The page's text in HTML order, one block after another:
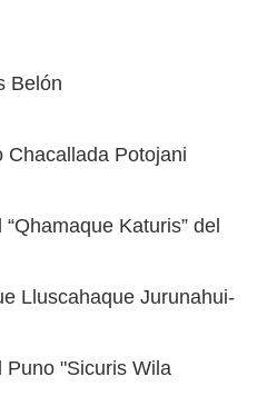
Belón
Chacallada Potojani
Katuris” del
Lluscahaque Jurunahui-
Puno "Sicuris Wila